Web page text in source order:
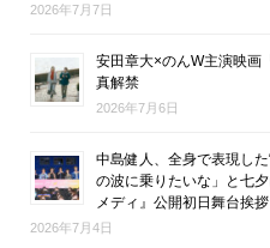
2026年7月7日
安田章大×のんW主演映画
真解禁
2026年7月6日
中島健人、全身で表現し
の波に乗りたいな」と七
メディ』公開初日舞台挨
2026年7月4日